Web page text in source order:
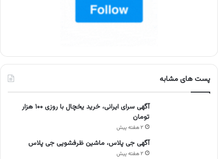
پست های مشابه
آگهی سرای ایرانی، خرید یخچال با روزی ۱۰۰ هزار
تومان
۲ هفته پیش
آگهی جی پلاس، ماشین ظرفشویی جی پلاس
۲ هفته پیش